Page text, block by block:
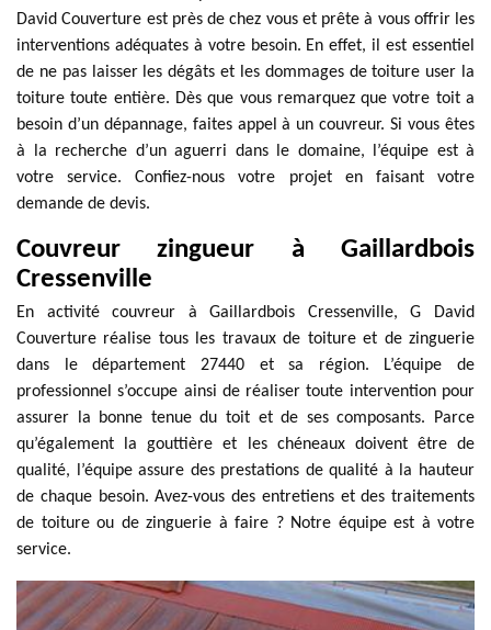
David Couverture est près de chez vous et prête à vous offrir les
interventions adéquates à votre besoin. En effet, il est essentiel
de ne pas laisser les dégâts et les dommages de toiture user la
toiture toute entière. Dès que vous remarquez que votre toit a
besoin d’un dépannage, faites appel à un couvreur. Si vous êtes
à la recherche d’un aguerri dans le domaine, l’équipe est à
votre service. Confiez-nous votre projet en faisant votre
demande de devis.
Couvreur zingueur à Gaillardbois
Cressenville
En activité couvreur à Gaillardbois Cressenville, G David
Couverture réalise tous les travaux de toiture et de zinguerie
dans le département 27440 et sa région. L’équipe de
professionnel s’occupe ainsi de réaliser toute intervention pour
assurer la bonne tenue du toit et de ses composants. Parce
qu’également la gouttière et les chéneaux doivent être de
qualité, l’équipe assure des prestations de qualité à la hauteur
de chaque besoin. Avez-vous des entretiens et des traitements
de toiture ou de zinguerie à faire ? Notre équipe est à votre
service.